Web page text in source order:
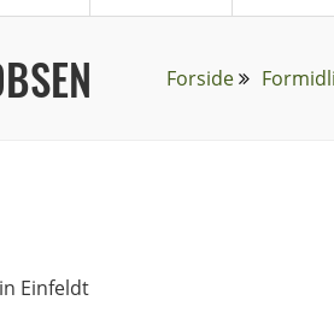
Forside
Einfeldt